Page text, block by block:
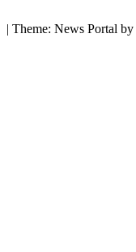
| Theme: News Portal by